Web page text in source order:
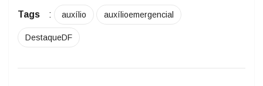
Tags : auxílio auxílioemergencial
DestaqueDF